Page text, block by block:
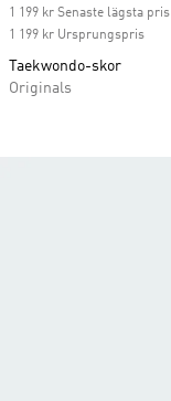
1 199 kr Senaste lägsta pris
1 199 kr Ursprungspris
Taekwondo-skor
Originals